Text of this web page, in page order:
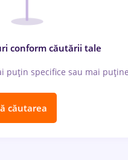
conform căutării tale
puțin specifice sau mai
căutarea